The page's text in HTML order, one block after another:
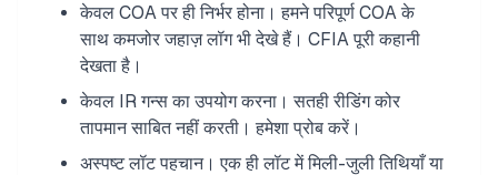
केवल COA पर ही निर्भर होना। हमने परिपूर्ण COA के
साथ कमजोर जहाज़ लॉग भी देखे हैं। CFIA पूरी कहानी
देखता है।
केवल IR गन्स का उपयोग करना। सतही रीडिंग कोर
तापमान साबित नहीं करती। हमेशा प्रोब करें।
अस्पष्ट लॉट पहचान। एक ही लॉट में मिली-जुली तिथियाँ या